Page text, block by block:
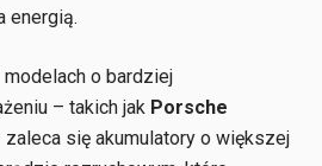
energią.
modelach o bardziej
– takich jak Porsche
zaleca się akumulatory o większej